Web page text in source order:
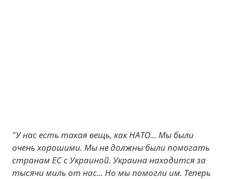
"У нас есть такая вещь, как НАТО... Мы были
очень хорошими. Мы не должны были помогать
странам ЕС с Украиной. Украина находится за
тысячи миль от нас... Но мы помогли им. Теперь